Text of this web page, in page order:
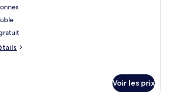
:
Voir les prix